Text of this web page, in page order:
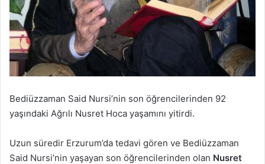
Bediüzzaman Said Nursi’nin son öğrencilerinden 92
yaşındaki Ağrılı Nusret Hoca yaşamını yitirdi.
Uzun süredir Erzurum’da tedavi gören ve Bediüzzaman
Said Nursi’nin yaşayan son öğrencilerinden olan Nusret